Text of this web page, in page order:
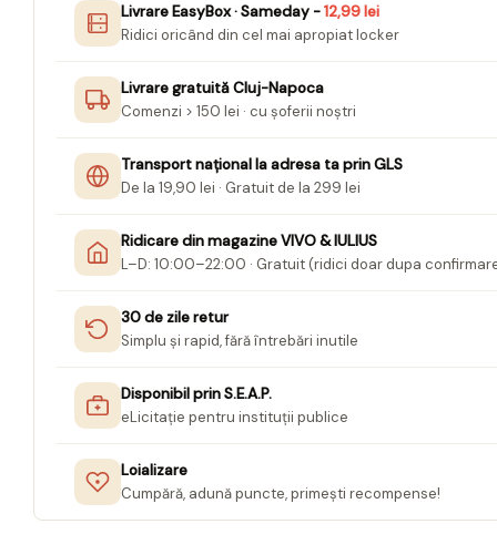
Carti Educative
Carnetele notite copii
Jurnale cu cheita, lacat,
magnet
Pasta modelatoare
Harti de perete
Creta scolara
Glob Pamantesc Scolar
Materiale Didactice
Instrumente geometrie pentru
tabla scolara
Tablite de desenat magnetice
Sugativa
Articole papetarie pentru copii
Banda adeziva
Livrare EasyBox · Sameday -12,99 lei
Ridici oricând din cel mai apropiat locker
Livrare gratuită Cluj-Napoca
Comenzi > 150 lei · cu șoferii noștri
Transport național la adresa ta prin GLS
De la 19,90 lei · Gratuit de la 299 lei
Ridicare din magazine VIVO & IULIUS
L–D: 10:00–22:00 · Gratuit (ridici doar dupa
30 de zile retur
Simplu și rapid, fără întrebări inutile
Disponibil prin S.E.A.P.
eLicitație pentru instituții publice
Loializare
Cumpără, adună puncte, primești recompense!